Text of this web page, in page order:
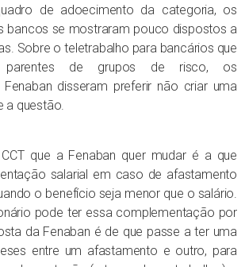
de adoecimento da categoria, os
bancos se mostraram pouco dispostos a
Sobre o teletrabalho para bancários que
parentes de grupos de risco, os
Fenaban disseram preferir não criar uma
a questão.
que a Fenaban quer mudar é a que
salarial em caso de afastamento
o benefício seja menor que o salário.
pode ter essa complementação por
da Fenaban é de que passe a ter uma
entre um afastamento e outro, para